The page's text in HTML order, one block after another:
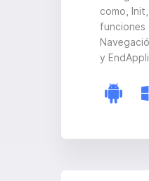
como,
funciones
y